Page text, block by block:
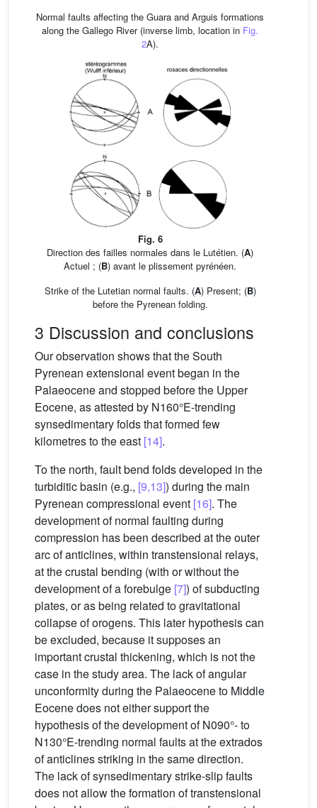
Normal faults affecting the Guara and Arguis formations
along the Gallego River (inverse limb, location in Fig.
2A).
Fig. 6
Direction des failles normales dans le Lutétien. (A)
Actuel ; (B) avant le plissement pyrénéen.
Strike of the Lutetian normal faults. (A) Present; (B)
before the Pyrenean folding.
3 Discussion and conclusions
Our observation shows that the South
Pyrenean extensional event began in the
Palaeocene and stopped before the Upper
Eocene, as attested by N160°E-trending
synsedimentary folds that formed few
kilometres to the east [14].
To the north, fault bend folds developed in the
turbiditic basin (e.g., [9,13]) during the main
Pyrenean compressional event [16]. The
development of normal faulting during
compression has been described at the outer
arc of anticlines, within transtensional relays,
at the crustal bending (with or without the
development of a forebulge [7]) of subducting
plates, or as being related to gravitational
collapse of orogens. This later hypothesis can
be excluded, because it supposes an
important crustal thickening, which is not the
case in the study area. The lack of angular
unconformity during the Palaeocene to Middle
Eocene does not either support the
hypothesis of the development of N090°- to
N130°E-trending normal faults at the extrados
of anticlines striking in the same direction.
The lack of synsedimentary strike-slip faults
does not allow the formation of transtensional